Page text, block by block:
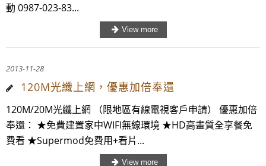
動 0987-023-83...
2013-11-28
120M光纖上網，優惠加倍奉還
120M/20M光纖上網 （限地區有線電視客戶申請） 優惠加倍
奉還： ★免費建置家中WIFI無線環境 ★HD高畫質全享餐免
費看 ★Supermod免費用+看片...